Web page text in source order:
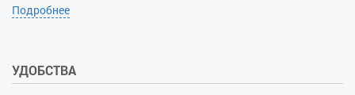
да
Подробнее
УДОБСТВА